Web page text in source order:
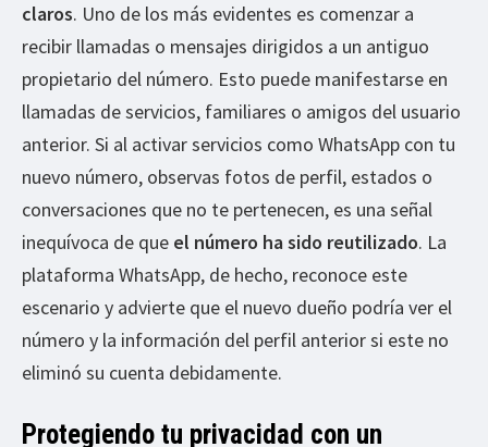
claros. Uno de los más evidentes es comenzar a
recibir llamadas o mensajes dirigidos a un antiguo
propietario del número. Esto puede manifestarse en
llamadas de servicios, familiares o amigos del usuario
anterior. Si al activar servicios como WhatsApp con tu
nuevo número, observas fotos de perfil, estados o
conversaciones que no te pertenecen, es una señal
inequívoca de que el número ha sido reutilizado. La
plataforma WhatsApp, de hecho, reconoce este
escenario y advierte que el nuevo dueño podría ver el
número y la información del perfil anterior si este no
eliminó su cuenta debidamente.
Protegiendo tu privacidad con un